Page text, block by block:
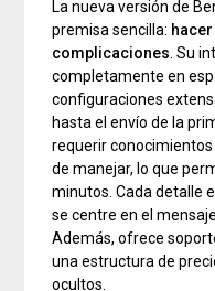
La nueva versión de
premisa sencilla:
complicaciones. Su
completamente en
configuraciones
hasta el envío de la
requerir conocimientos
de manejar, lo que
minutos. Cada detalle
se centre en el
Además, ofrece
una estructura de
ocultos.